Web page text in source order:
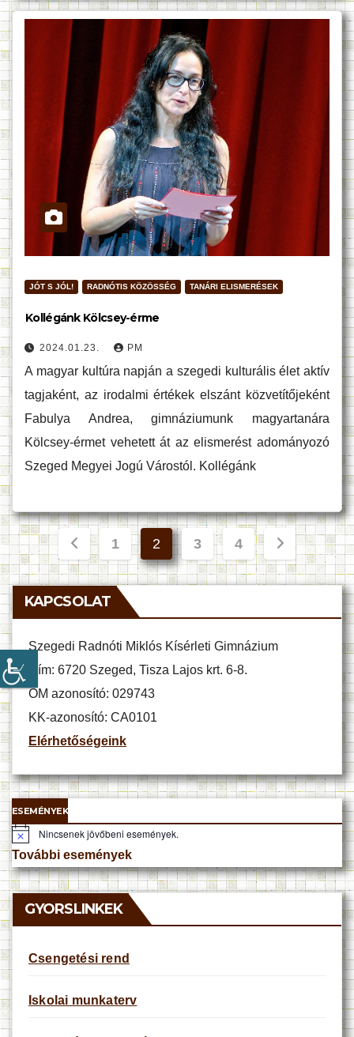
JÓT S JÓL! RADNÓTIS KÖZÖSSÉG TANÁRI ELISMERÉSEK
Kollégánk Kölcsey-érme
2024.01.23. PM
A magyar kultúra napján a szegedi kulturális élet aktív
tagjaként, az irodalmi értékek elszánt közvetítőjeként
Fabulya Andrea, gimnáziumunk magyartanára
Kölcsey-érmet vehetett át az elismerést adományozó
Szeged Megyei Jogú Várostól. Kollégánk
Bejegyzések
lapozása
1 2 3 4
KAPCSOLAT
Szegedi Radnóti Miklós Kísérleti Gimnázium
Cím: 6720 Szeged, Tisza Lajos krt. 6-8.
OM azonosító: 029743
KK-azonosító: CA0101
Elérhetőségeink
ESEMÉNYEK
N
o
t
i
c
e
Nincsenek jövőbeni események.
További események
GYORSLINKEK
Csengetési rend
Iskolai munkaterv